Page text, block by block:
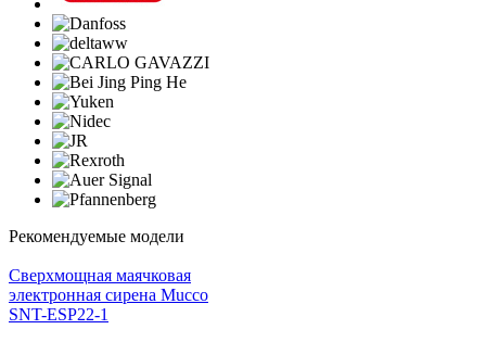
Рекомендуемые модели
Cверхмощная маячковая
электронная сирена Mucco
SNT-ESP22-1